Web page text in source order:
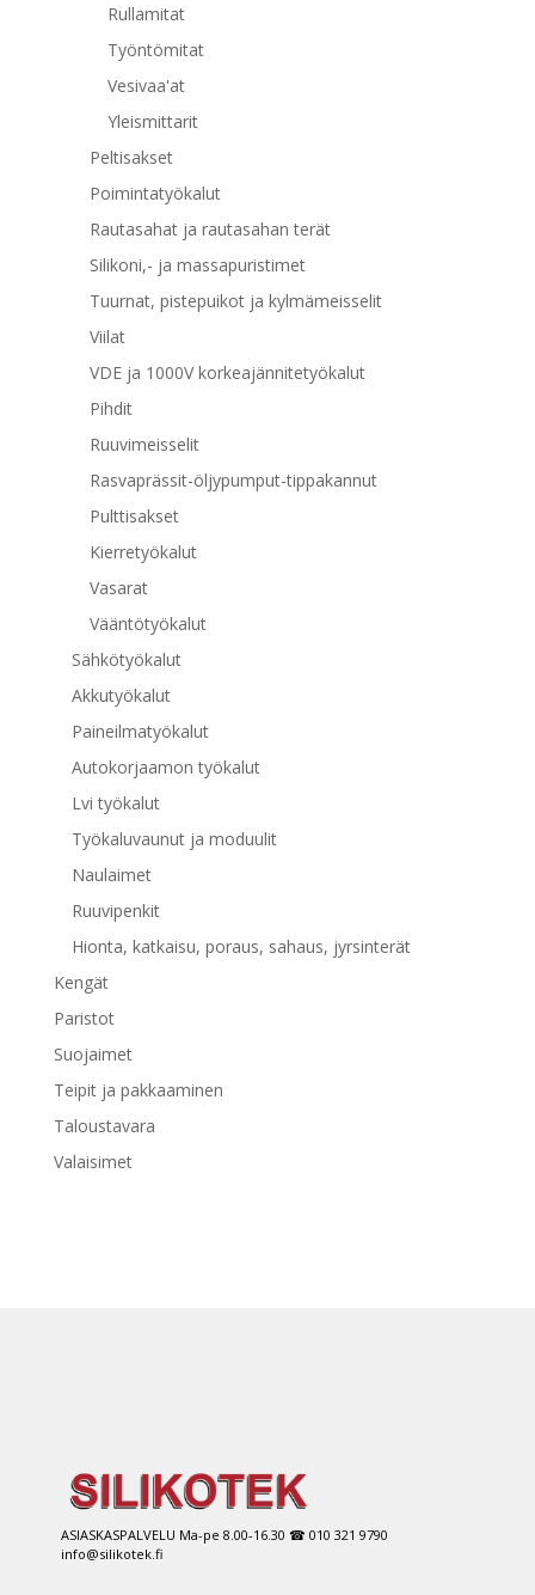
Rullamitat
Työntömitat
Vesivaa'at
Yleismittarit
Peltisakset
Poimintatyökalut
Rautasahat ja rautasahan terät
Silikoni,- ja massapuristimet
Tuurnat, pistepuikot ja kylmämeisselit
Viilat
VDE ja 1000V korkeajännitetyökalut
Pihdit
Ruuvimeisselit
Rasvaprässit-öljypumput-tippakannut
Pulttisakset
Kierretyökalut
Vasarat
Vääntötyökalut
Sähkötyökalut
Akkutyökalut
Paineilmatyökalut
Autokorjaamon työkalut
Lvi työkalut
Työkaluvaunut ja moduulit
Naulaimet
Ruuvipenkit
Hionta, katkaisu, poraus, sahaus, jyrsinterät
Kengät
Paristot
Suojaimet
Teipit ja pakkaaminen
Taloustavara
Valaisimet
ASIASKASPALVELU Ma-pe 8.00-16.30 ☎ 010 321 9790
info@silikotek.fi